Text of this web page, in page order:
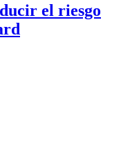
el riesgo